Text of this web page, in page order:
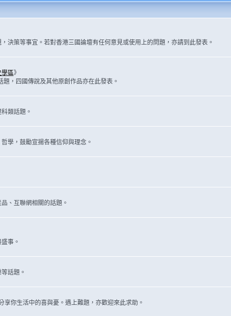
決策等事宜。若對香港三國論壇有任何意見或使用上的問題，亦請到此發表。
學區》
，四國傳說及其他原創作品亦在此發表。
類話題。
學，鼓勵宣揚各種信仰與理念。
、互聯網相關的話題。
事。
話題。
享你生活中的喜與憂。遇上難題，亦歡迎來此求助。